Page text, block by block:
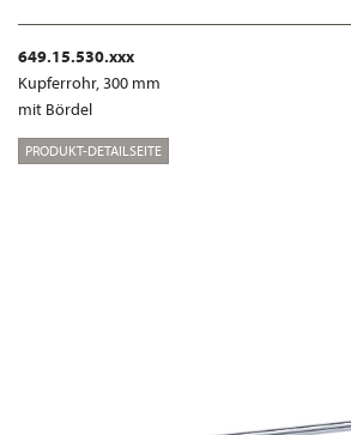
649.15.530.xxx
Kupferrohr, 300 mm
mit Bördel
PRODUKT-DETAILSEITE